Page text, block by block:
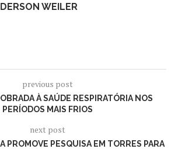
WEILER
previous post
À SAÚDE RESPIRATÓRIA NOS
PERÍODOS MAIS FRIOS
next post
PROMOVE PESQUISA EM TORRES PARA